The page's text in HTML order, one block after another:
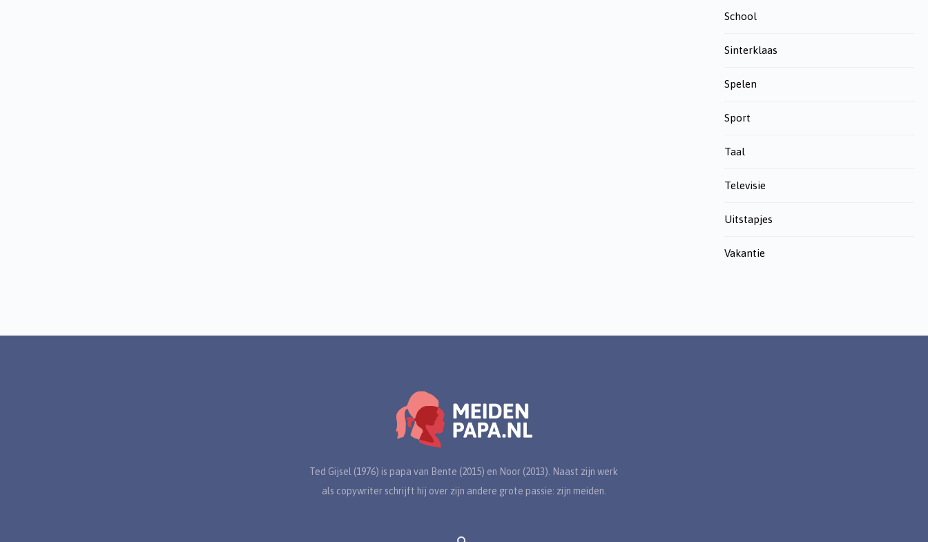
School
Sinterklaas
Spelen
Sport
Taal
Televisie
Uitstapjes
Vakantie
Ted Gijsel (1976) is papa van Bente (2015) en Noor (2013). Naast zijn werk
als copywriter schrijft hij over zijn andere grote passie: zijn meiden.